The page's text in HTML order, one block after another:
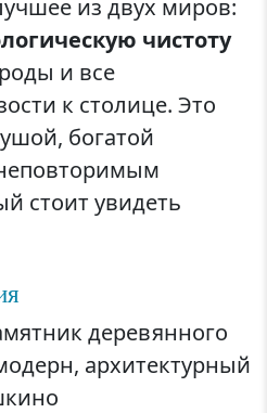
из двух миров:
чистоту
и все
к столице. Это
богатой
стоит увидеть
деревянного
архитектурный